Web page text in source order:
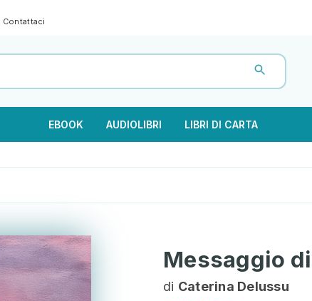
Contattaci
EBOOK AUDIOLIBRI LIBRI DI CARTA
Messaggio
di Caterina Delussu